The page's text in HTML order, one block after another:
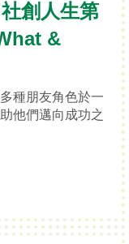
創人生第
&
種朋友角色於一
他們邁向成功之